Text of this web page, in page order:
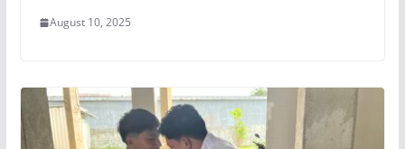
August 10, 2025